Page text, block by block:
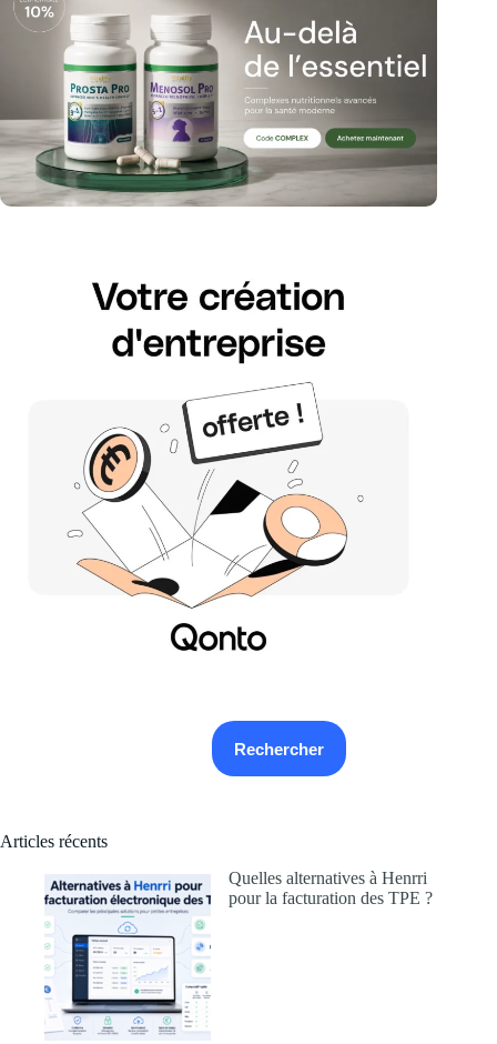
Rechercher
Articles récents
Quelles alternatives à Henrri
pour la facturation des TPE ?